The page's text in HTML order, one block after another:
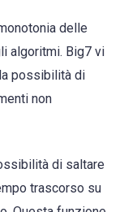
delle
algoritmi. Big7 vi
possibilità di
non
di saltare
trascorso su